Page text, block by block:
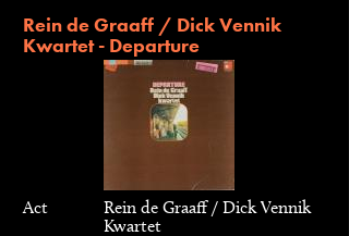
Rein de Graaff / Dick Vennik
Kwartet - Departure
Act
Rein de Graaff / Dick Vennik
Kwartet